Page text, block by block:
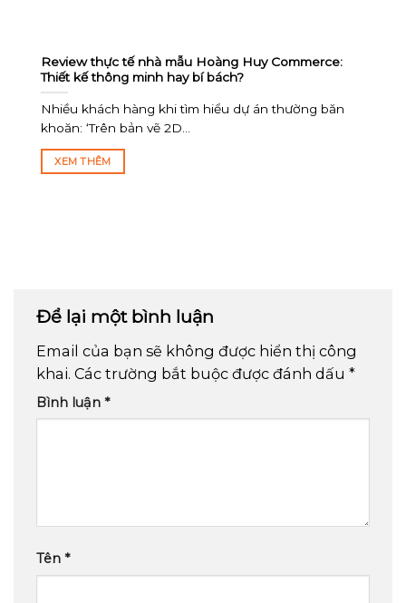
Review thực tế nhà mẫu Hoàng Huy Commerce:
Thiết kế thông minh hay bí bách?
Nhiều khách hàng khi tìm hiểu dự án thường băn
khoăn: ‘Trên bản vẽ 2D...
XEM THÊM
Để lại một bình luận
Email của bạn sẽ không được hiển thị công
khai. Các trường bắt buộc được đánh dấu *
Bình luận *
Tên *